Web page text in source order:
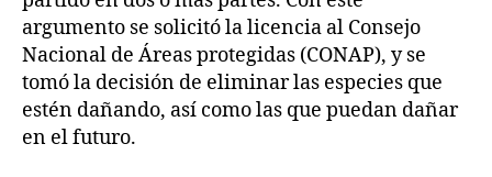
argumento se solicitó la licencia al Consejo
Nacional de Áreas protegidas (CONAP), y se
tomó la decisión de eliminar las especies que
estén dañando, así como las que puedan dañar
en el futuro.